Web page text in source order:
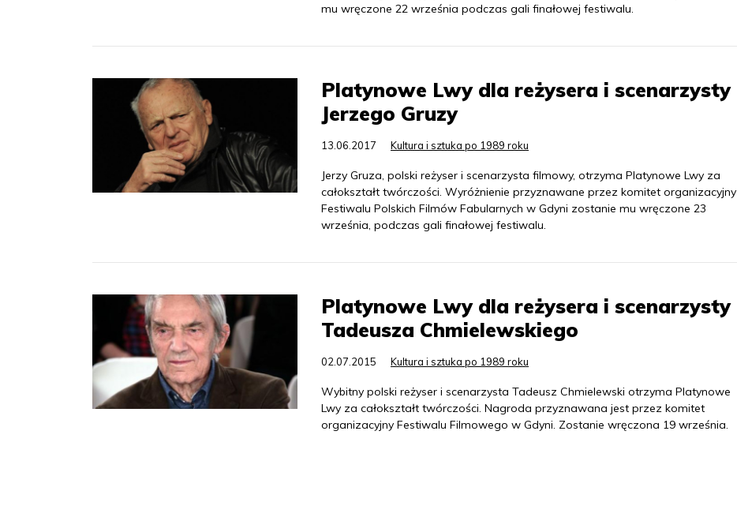
mu wręczone 22 września podczas gali finałowej festiwalu.
Platynowe Lwy dla reżysera i scenarzysty
Jerzego Gruzy
13.06.2017 Kultura i sztuka po 1989 roku
Jerzy Gruza, polski reżyser i scenarzysta filmowy, otrzyma Platynowe Lwy za
całokształt twórczości. Wyróżnienie przyznawane przez komitet organizacyjny
Festiwalu Polskich Filmów Fabularnych w Gdyni zostanie mu wręczone 23
września, podczas gali finałowej festiwalu.
Platynowe Lwy dla reżysera i scenarzysty
Tadeusza Chmielewskiego
02.07.2015 Kultura i sztuka po 1989 roku
Wybitny polski reżyser i scenarzysta Tadeusz Chmielewski otrzyma Platynowe
Lwy za całokształt twórczości. Nagroda przyznawana jest przez komitet
organizacyjny Festiwalu Filmowego w Gdyni. Zostanie wręczona 19 września.